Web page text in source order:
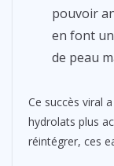
pouvoir
en font
de peau
Ce succès viral
hydrolats plus
réintégrer, ces